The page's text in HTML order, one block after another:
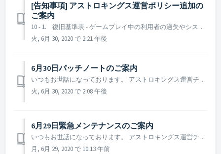
[告知事項] アストロキングス運営ポリシー追加の
ご案内
10 - 1. 復旧基準表 - ゲームプレイ中の利用者の過失やシステムの不具合により発生する損失の復旧は、以下の復旧基準表に従います。 - 基準表に記載されていない事項についてはアストロキングス運営ポリシー「10．復旧ポリシー」により復旧の可否や範囲を決定します。 アカウント ...
火, 6月 30, 2020 で 2:21 午後
6月30日パッチノートのご案内
いつもお世話になっております。 アストロキングス運営チームです。 本日（6月30日）に行われたパッチノートについてご案内致します。 ▶️ 6月30日パッチノートのご案内 - テネブリース戦闘ポイント獲得スコア変更 ※ テネブリース戦闘時、獲得できるポイント数値が全体的に調整され...
火, 6月 30, 2020 で 2:08 午後
6月29日緊急メンテナンスのご案内
いつもお世話になっております。 アストロキングス運営チームです。 本日(6月29日)に行われる緊急メンテナンスについてご案内致します。 ▶️ 6月29日緊急メンテナンスのご案内 - メンテナンス時間：2020年6月29日 10 : 30 ~ 13 : 30 (3時間) - メンテナン...
月, 6月 29, 2020 で 10:13 午前